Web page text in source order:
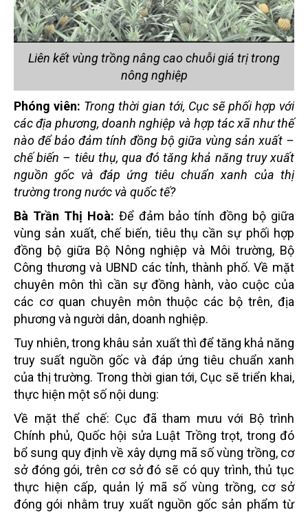
Liên kết vùng trồng nâng cao chuỗi giá trị trong
nông nghiệp
Phóng viên: Trong thời gian tới, Cục sẽ phối hợp với
các địa phương, doanh nghiệp và hợp tác xã như thế
nào để bảo đảm tính đồng bộ giữa vùng sản xuất –
chế biến – tiêu thụ, qua đó tăng khả năng truy xuất
nguồn gốc và đáp ứng tiêu chuẩn xanh của thị
trường trong nước và quốc tế?
Bà Trần Thị Hoà: Để đảm bảo tính đồng bộ giữa
vùng sản xuất, chế biến, tiêu thụ cần sự phối hợp
đồng bộ giữa Bộ Nông nghiệp và Môi trường, Bộ
Công thương và UBND các tỉnh, thành phố. Về mặt
chuyên môn thì cần sự đồng hành, vào cuộc của
các cơ quan chuyên môn thuộc các bộ trên, địa
phương và người dân, doanh nghiệp.
Tuy nhiên, trong khâu sản xuất thì để tăng khả năng
truy suất nguồn gốc và đáp ứng tiêu chuẩn xanh
của thị trường. Trong thời gian tới, Cục sẽ triển khai,
thực hiện một số nội dung:
Về mặt thể chế: Cục đã tham mưu với Bộ trình
Chính phủ, Quốc hội sửa Luật Trồng trọt, trong đó
bổ sung quy định về xây dựng mã số vùng trồng, cơ
sở đóng gói, trên cơ sở đó sẽ có quy trình, thủ tục
thực hiện cấp, quản lý mã số vùng trồng, cơ sở
đóng gói nhằm truy xuất nguồn gốc sản phẩm từ